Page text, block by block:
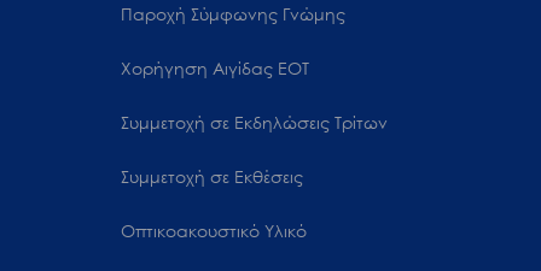
Παροχή Σύμφωνης Γνώμης
Χορήγηση Αιγίδας ΕΟΤ
Συμμετοχή σε Εκδηλώσεις Τρίτων
Συμμετοχή σε Εκθέσεις
Οπτικοακουστικό Υλικό